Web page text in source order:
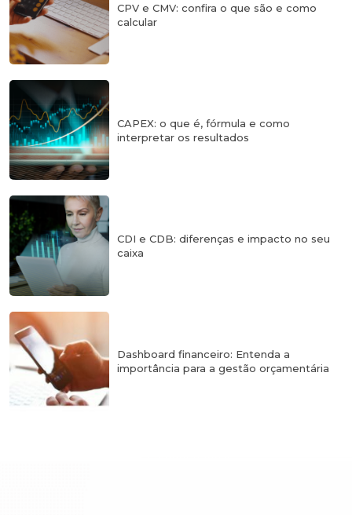
CPV e CMV: confira o que são e como
calcular
CAPEX: o que é, fórmula e como
interpretar os resultados
CDI e CDB: diferenças e impacto no seu
caixa
Dashboard financeiro: Entenda a
importância para a gestão orçamentária